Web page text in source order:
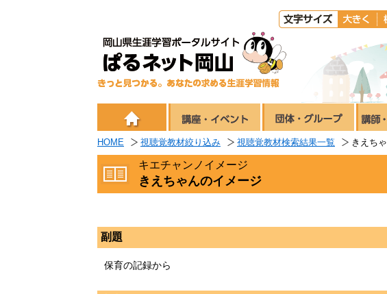
HOME 視聴覚教材絞り込み 視聴覚教材検索結果一覧 きえち
キエチャンノイメージ
きえちゃんのイメージ
副題
保育の記録から